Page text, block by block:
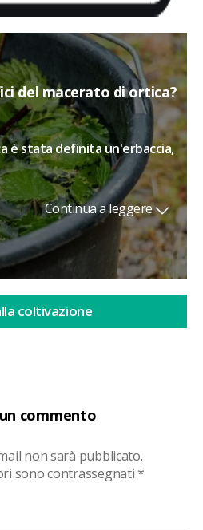
commento
non sarà pubblicato.
sono contrassegnati*
del macerato di ortica?
è stata definita un'erbaccia,
Continua a leggere
coltivazione